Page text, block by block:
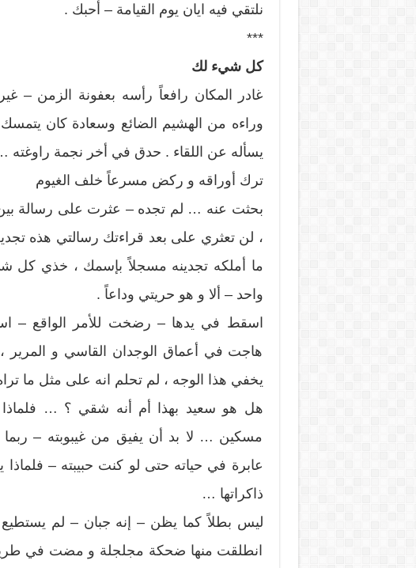
نلتقي فيه ايان يوم القيامة – أحبك .
***
كل شيء لك
غادر المكان رافعاً رأسه بعفونة الزمن –
وراءه من الهشيم الضائع وسعادة كان
يسأله عن اللقاء . حدق في أخر نجمة راوغته
ترك أوراقه و ركض مسرعاً خلف الغيوم
بحثت عنه … لم تجده – عثرت على رسالة
، لن تعثري على بعد قراءتك رسالتي هذه
ما أملكه تجدينه مسجلاً بإسمك ، خذي
واحد – ألا و هو حريتي وداعاً .
اسقط في يدها – رضخت للأمر الواقع –
هاجت في أعماق الوجدان القاسي و المرير
يخفي هذا الوجه ، لم تحلم انه على مثل ما
هل هو سعيد بهذا أم أنه شقي ؟ … فلماذا
مسكين … لا بد أن يفيق من غيبوبته – ربما
عابرة في حياته حتى لو كنت حبيبته –
ذاكراتها …
ليس بطلاً كما يظن – إنه جبان – لم
انطلقت منها ضحكة مجلجلة و مضت في